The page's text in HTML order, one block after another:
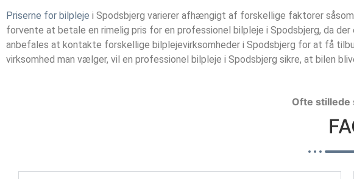
Priserne for bilpleje i Spodsbjerg varierer afhængigt af forskellige faktorer
forvente at betale en rimelig pris for en professionel bilpleje i Spodsbjerg, da
anbefales at kontakte forskellige bilplejevirksomheder i Spodsbjerg for at få
virksomhed man vælger, vil en professionel bilpleje i Spodsbjerg sikre, at bilen
Ofte stillede